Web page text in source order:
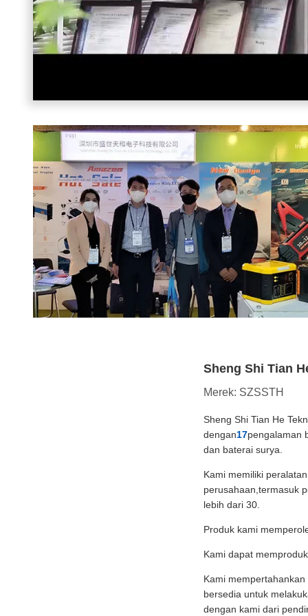
Sheng Shi Tian
Merek: SZSSTH
Sheng Shi Tian He
dengan17pengalaman
dan baterai surya.
Kami memiliki
perusahaan,termasuk
lebih dari 30.
Produk kami
Kami dapat
Kami
bersedia untuk
dengan kami dari